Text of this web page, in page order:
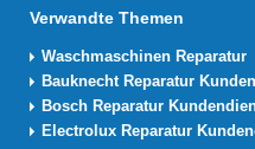
Verwandte Themen
Waschmaschinen Reparatur
Bauknecht Reparatur
Bosch Reparatur
Electrolux Reparatur